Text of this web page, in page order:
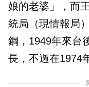
娘的老婆」，而
統局（現情報局
鋼，1949年來台
長，不過在1974